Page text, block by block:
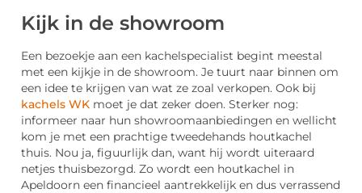
Kijk in de showroom
Een bezoekje aan een kachelspecialist begint meestal
met een kijkje in de showroom. Je tuurt naar binnen om
een idee te krijgen van wat ze zoal verkopen. Ook bij
kachels WK moet je dat zeker doen. Sterker nog:
informeer naar hun showroomaanbiedingen en wellicht
kom je met een prachtige tweedehands houtkachel
thuis. Nou ja, figuurlijk dan, want hij wordt uiteraard
netjes thuisbezorgd. Zo wordt een houtkachel in
Apeldoorn een financieel aantrekkelijk en dus verrassend